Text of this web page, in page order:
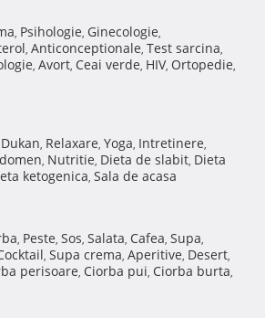
, Psihologie, Ginecologie,
, Anticonceptionale, Test sarcina,
, Avort, Ceai verde, HIV, Ortopedie,
, Relaxare, Yoga, Intretinere,
, Nutritie, Dieta de slabit, Dieta
ketogenica, Sala de acasa
, Peste, Sos, Salata, Cafea, Supa,
, Supa crema, Aperitive, Desert,
perisoare, Ciorba pui, Ciorba burta,